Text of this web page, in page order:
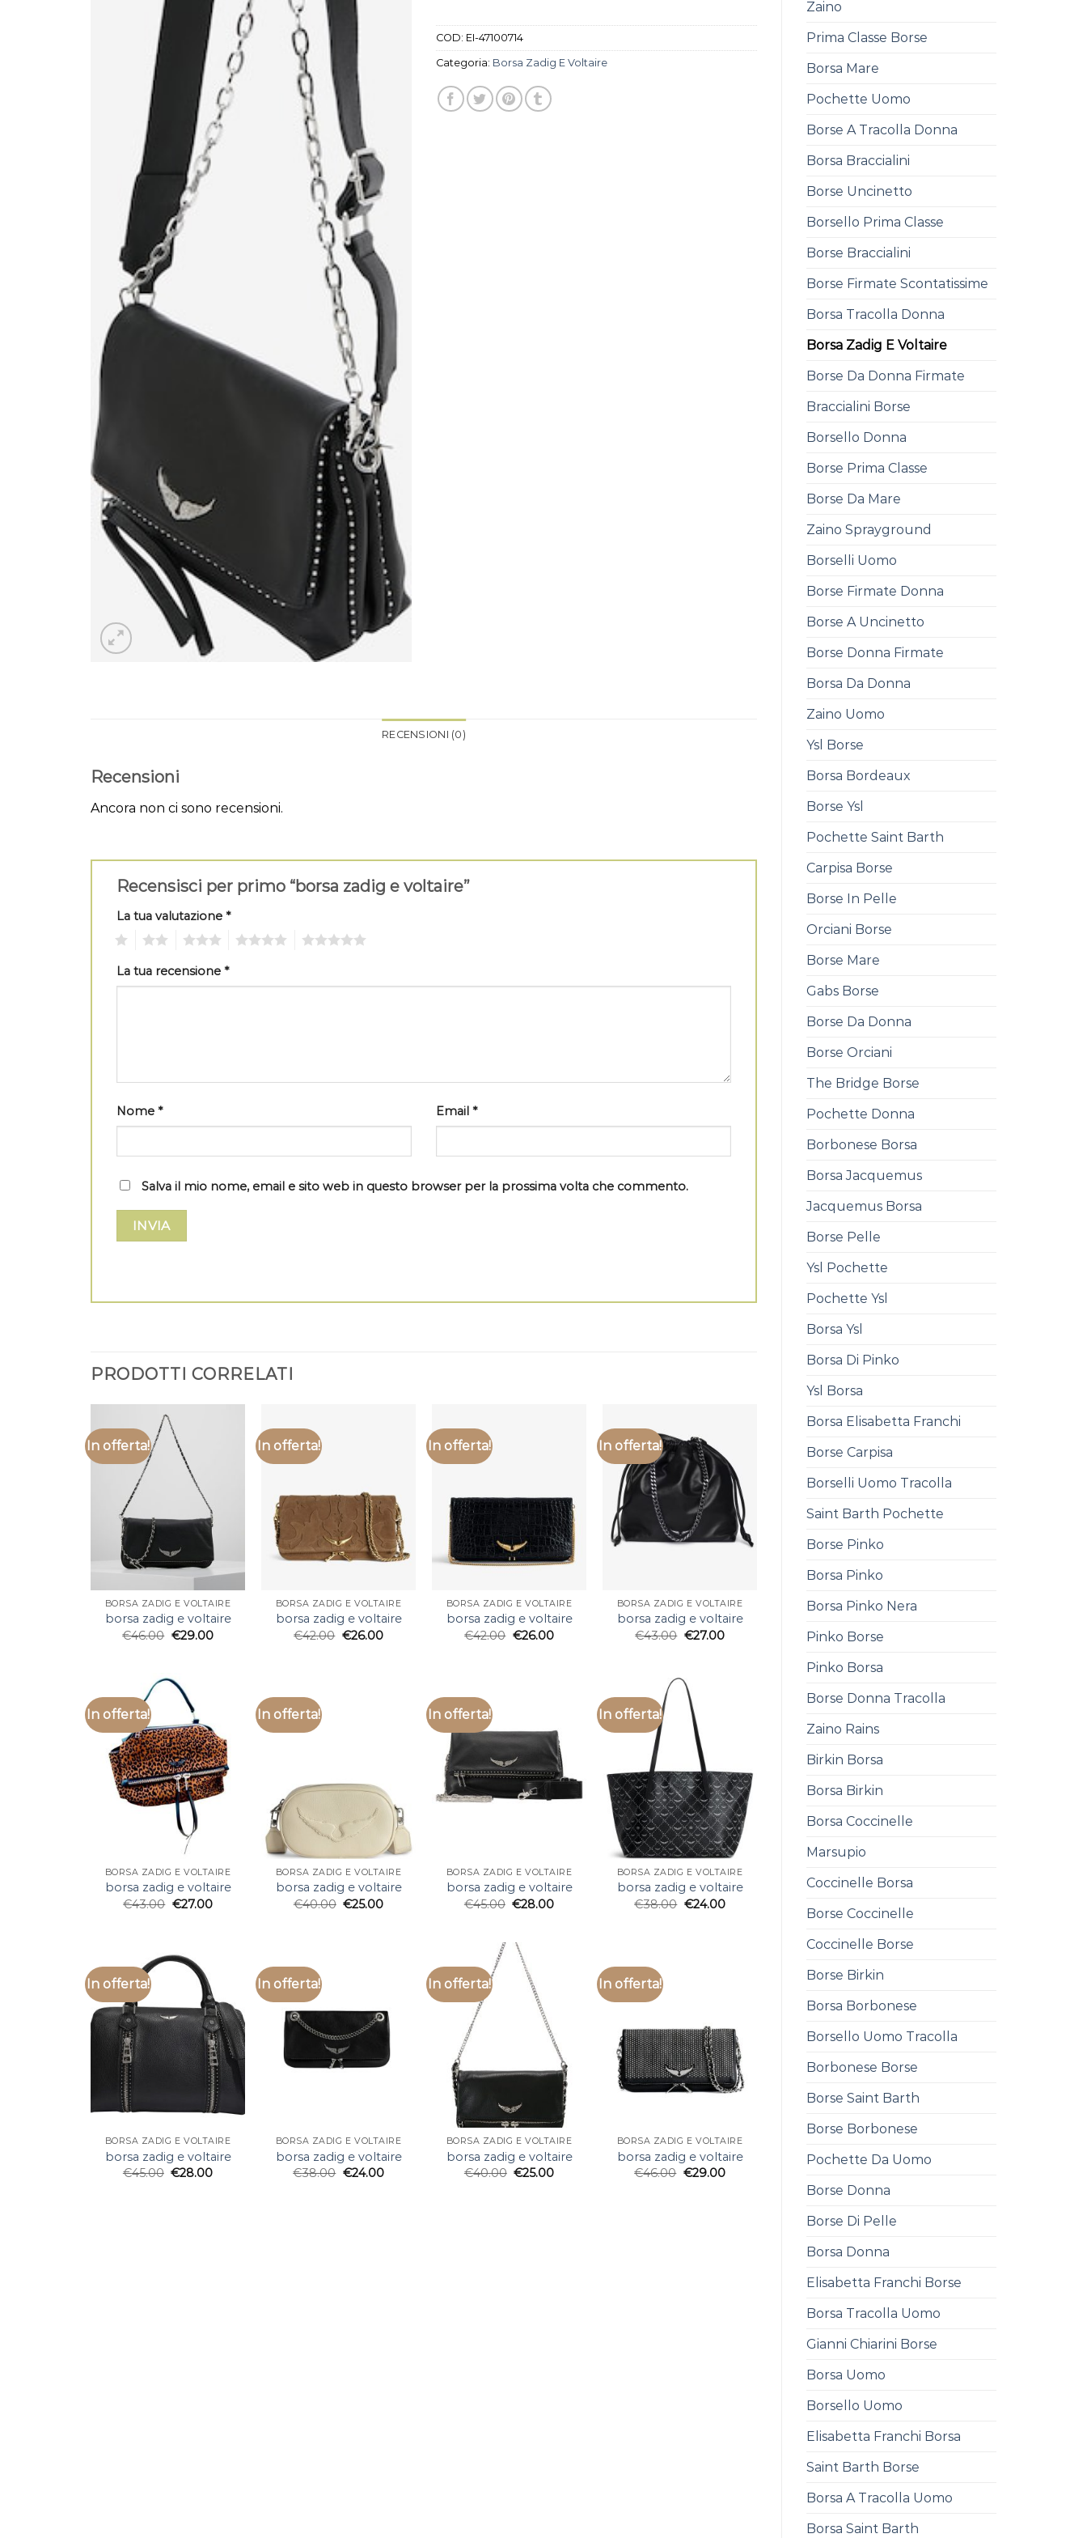
Zaino
Prima Classe Borse
Borsa Mare
Pochette Uomo
Borse A Tracolla Donna
Borsa Braccialini
Borse Uncinetto
Borsello Prima Classe
Borse Braccialini
Borse Firmate Scontatissime
Borsa Tracolla Donna
Borsa Zadig E Voltaire
Borse Da Donna Firmate
Braccialini Borse
Borsello Donna
Borse Prima Classe
Borse Da Mare
Zaino Sprayground
Borselli Uomo
Borse Firmate Donna
Borse A Uncinetto
Borse Donna Firmate
Borsa Da Donna
Zaino Uomo
Ysl Borse
Borsa Bordeaux
Borse Ysl
Pochette Saint Barth
Carpisa Borse
Borse In Pelle
Orciani Borse
Borse Mare
Gabs Borse
Borse Da Donna
Borse Orciani
The Bridge Borse
Pochette Donna
Borbonese Borsa
Borsa Jacquemus
Jacquemus Borsa
Borse Pelle
Ysl Pochette
Pochette Ysl
Borsa Ysl
Borsa Di Pinko
Ysl Borsa
Borsa Elisabetta Franchi
Borse Carpisa
Borselli Uomo Tracolla
Saint Barth Pochette
Borse Pinko
Borsa Pinko
Borsa Pinko Nera
Pinko Borse
Pinko Borsa
Borse Donna Tracolla
Zaino Rains
Birkin Borsa
Borsa Birkin
Borsa Coccinelle
Marsupio
Coccinelle Borsa
Borse Coccinelle
Coccinelle Borse
Borse Birkin
Borsa Borbonese
Borsello Uomo Tracolla
Borbonese Borse
Borse Saint Barth
Borse Borbonese
Pochette Da Uomo
Borse Donna
Borse Di Pelle
Borsa Donna
Elisabetta Franchi Borse
Borsa Tracolla Uomo
Gianni Chiarini Borse
Borsa Uomo
Borsello Uomo
Elisabetta Franchi Borsa
Saint Barth Borse
Borsa A Tracolla Uomo
Borsa Saint Barth
COD: EI-47100714
Categoria: Borsa Zadig E Voltaire
RECENSIONI (0)
Recensioni
Ancora non ci sono recensioni.
Recensisci per primo “borsa zadig e voltaire”
La tua valutazione *
La tua recensione *
Nome * Email *
Salva il mio nome, email e sito web in questo browser per la prossima volta che commento.
PRODOTTI CORRELATI
In offerta!
BORSA ZADIG E VOLTAIRE
borsa zadig e voltaire
€46.00 €29.00
In offerta!
BORSA ZADIG E VOLTAIRE
borsa zadig e voltaire
€42.00 €26.00
In offerta!
BORSA ZADIG E VOLTAIRE
borsa zadig e voltaire
€42.00 €26.00
In offerta!
BORSA ZADIG E VOLTAIRE
borsa zadig e voltaire
€43.00 €27.00
In offerta!
BORSA ZADIG E VOLTAIRE
borsa zadig e voltaire
€43.00 €27.00
In offerta!
BORSA ZADIG E VOLTAIRE
borsa zadig e voltaire
€40.00 €25.00
In offerta!
BORSA ZADIG E VOLTAIRE
borsa zadig e voltaire
€45.00 €28.00
In offerta!
BORSA ZADIG E VOLTAIRE
borsa zadig e voltaire
€38.00 €24.00
In offerta!
BORSA ZADIG E VOLTAIRE
borsa zadig e voltaire
€45.00 €28.00
In offerta!
BORSA ZADIG E VOLTAIRE
borsa zadig e voltaire
€38.00 €24.00
In offerta!
BORSA ZADIG E VOLTAIRE
borsa zadig e voltaire
€40.00 €25.00
In offerta!
BORSA ZADIG E VOLTAIRE
borsa zadig e voltaire
€46.00 €29.00